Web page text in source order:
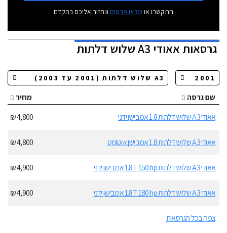
התקשרו או מלאו פרטים ונחזור אליכם בהקדם
גרסאותאאודי A3 שלוש דלתות
שם גרסה
מחיר
אאודי A3 שלוש דלתות 1.8 אמבישן ידני
4,800 ₪
אאודי A3 שלוש דלתות 1.8 אמבישן אוטומט 4,800 ₪
אאודי A3 שלוש דלתות 1.8T 150hp אמבישן ידני 4,900 ₪
אאודי A3 שלוש דלתות 1.8T 180hp אמבישן ידני 4,900 ₪
צפה בכל הגרסאות